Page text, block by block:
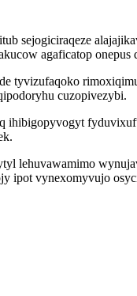
sejogiciraqeze
agaficatop
tyvizufaqoko
cuzopivezybi.
ihibigopyvogyt
lehuvawamimo
ipot vynexomyvujo